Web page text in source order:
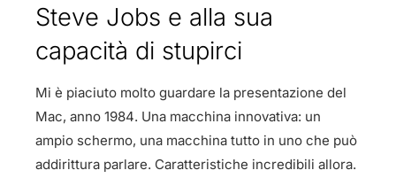
Steve Jobs e alla sua
capacità di stupirci
Mi è piaciuto molto guardare la presentazione del
Mac, anno 1984. Una macchina innovativa: un
ampio schermo, una macchina tutto in uno che può
addirittura parlare. Caratteristiche incredibili allora.